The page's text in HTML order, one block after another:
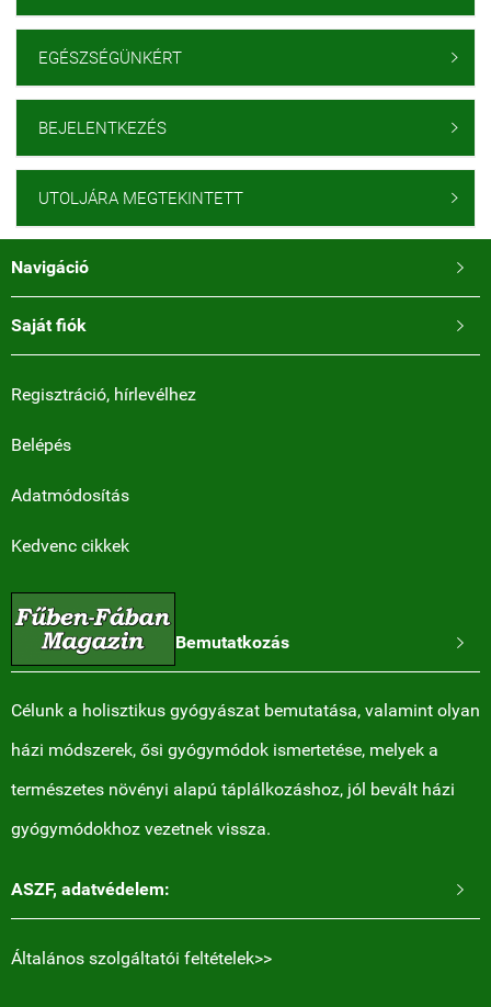
EGÉSZSÉGÜNKÉRT 
BEJELENTKEZÉS 
UTOLJÁRA MEGTEKINTETT 
Navigáció 
Saját fiók 
Regisztráció, hírlevélhez
Belépés
Adatmódosítás
Kedvenc cikkek
Bemutatkozás 
Célunk a holisztikus gyógyászat bemutatása, valamint olyan
házi módszerek, ősi gyógymódok ismertetése, melyek a
természetes növényi alapú táplálkozáshoz, jól bevált házi
gyógymódokhoz vezetnek vissza.
ASZF, adatvédelem: 
Általános szolgáltatói feltételek>>